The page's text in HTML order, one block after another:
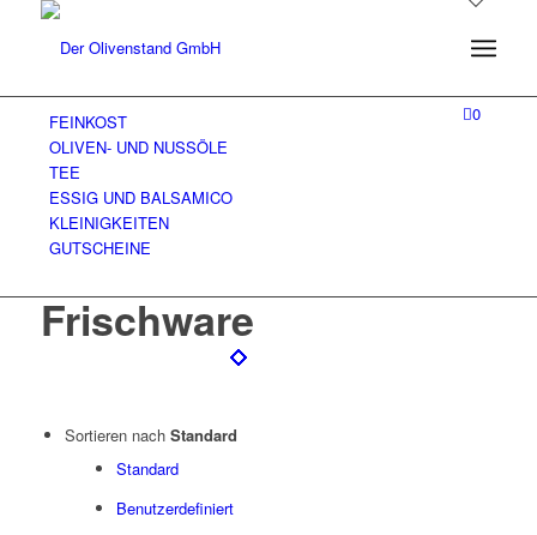
0
FEINKOST
OLIVEN- UND NUSSÖLE
TEE
ESSIG UND BALSAMICO
KLEINIGKEITEN
GUTSCHEINE
Frischware
Sortieren nach Standard
Standard
Benutzerdefiniert